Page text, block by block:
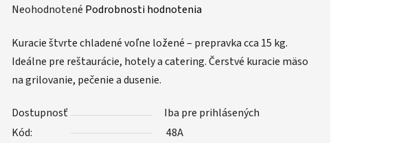
Priemerné hodnotenie produktu je 0,0 z 5 hviezdičiek.
Neohodnotené Podrobnosti hodnotenia
Kuracie štvrte chladené voľne ložené – prepravka cca 15 kg.
Ideálne pre reštaurácie, hotely a catering. Čerstvé kuracie mäso
na grilovanie, pečenie a dusenie.
Dostupnosť
Iba pre prihlásených
Kód:
48A